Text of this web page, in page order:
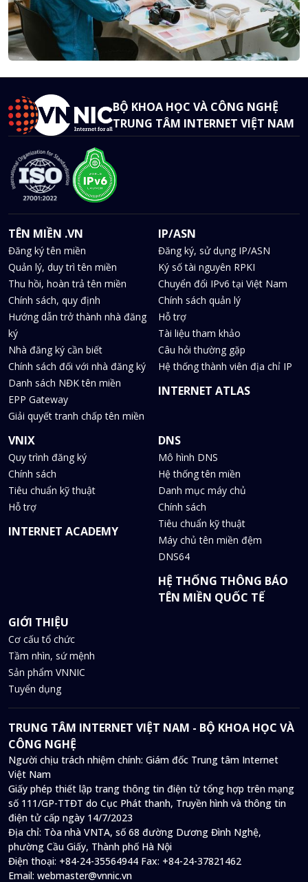
BỘ KHOA HỌC VÀ CÔNG NGHỆ
TRUNG TÂM INTERNET VIỆT NAM
TÊN MIỀN .VN
Đăng ký tên miền
Quản lý, duy trì tên miền
Thu hồi, hoàn trả tên miền
Chính sách, quy định
Hướng dẫn trở thành nhà đăng
ký
Nhà đăng ký cần biết
Chính sách đối với nhà đăng ký
Danh sách NĐK tên miền
EPP Gateway
Giải quyết tranh chấp tên miền
IP/ASN
Đăng ký, sử dụng IP/ASN
Ký số tài nguyên RPKI
Chuyển đổi IPv6 tại Việt Nam
Chính sách quản lý
Hỗ trợ
Tài liệu tham khảo
Câu hỏi thường gặp
Hệ thống thành viên địa chỉ IP
INTERNET ATLAS
VNIX
Quy trình đăng ký
Chính sách
Tiêu chuẩn kỹ thuật
Hỗ trợ
INTERNET ACADEMY
DNS
Mô hình DNS
Hệ thống tên miền
Danh mục máy chủ
Chính sách
Tiêu chuẩn kỹ thuật
Máy chủ tên miền đệm
DNS64
HỆ THỐNG THÔNG BÁO
TÊN MIỀN QUỐC TẾ
GIỚI THIỆU
Cơ cấu tổ chức
Tầm nhìn, sứ mệnh
Sản phẩm VNNIC
Tuyển dụng
TRUNG TÂM INTERNET VIỆT NAM - BỘ KHOA HỌC VÀ
CÔNG NGHỆ
Người chịu trách nhiệm chính: Giám đốc Trung tâm Internet
Việt Nam
Giấy phép thiết lập trang thông tin điện tử tổng hợp trên mạng
số 111/GP-TTĐT do Cục Phát thanh, Truyền hình và thông tin
điện tử cấp ngày 14/7/2023
Địa chỉ: Tòa nhà VNTA, số 68 đường Dương Đình Nghệ,
phường Cầu Giấy, Thành phố Hà Nội
Điện thoại: +84-24-35564944 Fax: +84-24-37821462
Email: webmaster@vnnic.vn